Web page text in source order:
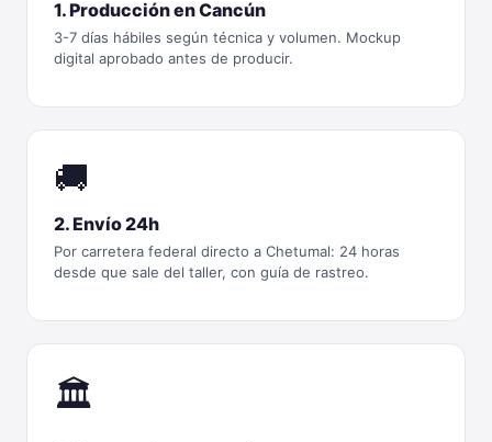
1. Producción en Cancún
3-7 días hábiles según técnica y volumen. Mockup
digital aprobado antes de producir.
🚚
2. Envío 24h
Por carretera federal directo a Chetumal: 24 horas
desde que sale del taller, con guía de rastreo.
🏛️